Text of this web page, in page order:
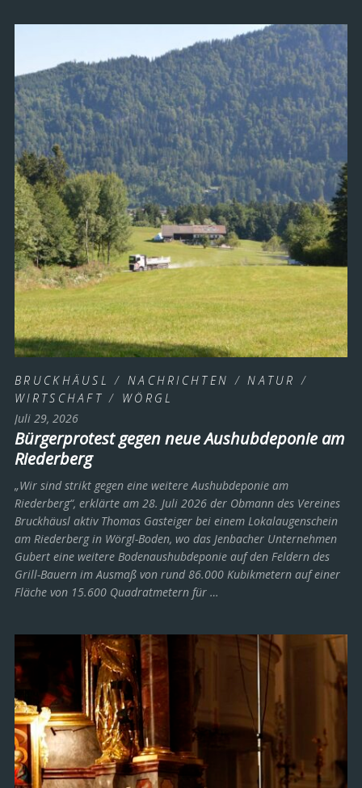
BRUCKHÄUSL / NACHRICHTEN / NATUR /
WIRTSCHAFT / WÖRGL
Juli 29, 2026
Bürgerprotest gegen neue Aushubdeponie am
Riederberg
„Wir sind strikt gegen eine weitere Aushubdeponie am
Riederberg“, erklärte am 28. Juli 2026 der Obmann des Vereines
Bruckhäusl aktiv Thomas Gasteiger bei einem Lokalaugenschein
am Riederberg in Wörgl-Boden, wo das Jenbacher Unternehmen
Gubert eine weitere Bodenaushubdeponie auf den Feldern des
Grill-Bauern im Ausmaß von rund 86.000 Kubikmetern auf einer
Fläche von 15.600 Quadratmetern für …